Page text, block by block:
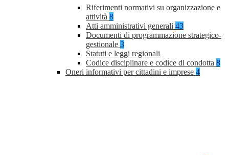
Riferimenti normativi su organizzazione e
attività 8
Atti amministrativi generali 43
Documenti di programmazione strategico-
gestionale 3
Statuti e leggi regionali
Codice disciplinare e codice di condotta 8
Oneri informativi per cittadini e imprese 4